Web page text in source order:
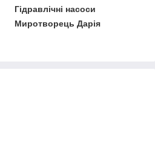
Гідравлічні насоси
Миротворець Дарія